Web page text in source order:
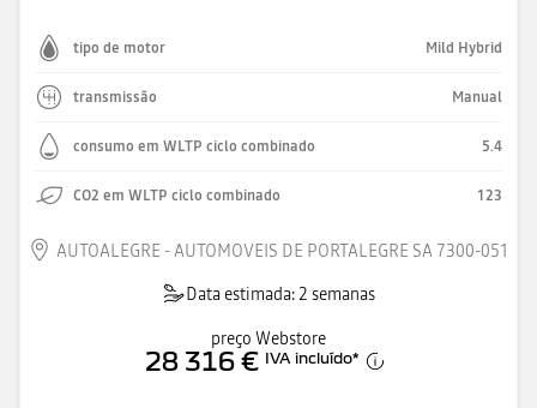
tipo de motor Mild Hybrid
transmissão Manual
consumo em WLTP ciclo combinado 5.4
CO2 em WLTP ciclo combinado 123
AUTOALEGRE - AUTOMOVEIS DE PORTALEGRE SA 7300-051
Data estimada: 2 semanas
preço Webstore
28 316 € IVA incluído*